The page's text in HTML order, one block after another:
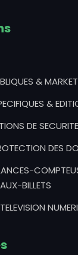
&
&
DE SECURITE
DES
BILLETS